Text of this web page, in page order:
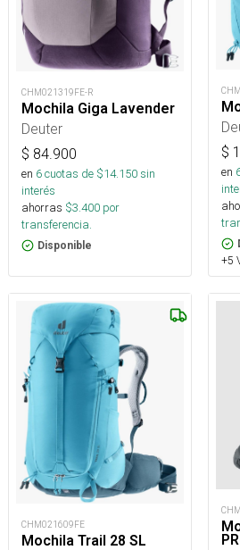
CHM021319FE-R
Mochila Giga Lavender
Deuter
$ 84.900
en 6cuotas de $14.150sin
interés
ahorras $3.400 por
transferencia.
Disponible
$
en
+5
CHM021609FE
Mochila Trail 28 SL